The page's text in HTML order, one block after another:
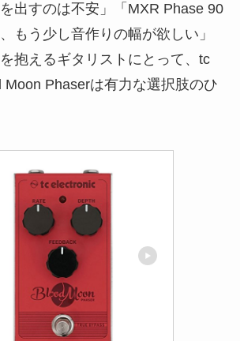
出すのは不安」「MXR Phase 90
もう少し音作りの幅が欲しい」
抱えるギタリストにとって、tc
Moon Phaserは有力な選択肢のひ